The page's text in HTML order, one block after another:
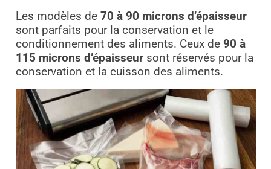
Les modèles de 70 à 90 microns d’épaisseur
sont parfaits pour la conservation et le
conditionnement des aliments. Ceux de90 à
115 microns d’épaisseursont réservés pour la
conservation et la cuisson des aliments.